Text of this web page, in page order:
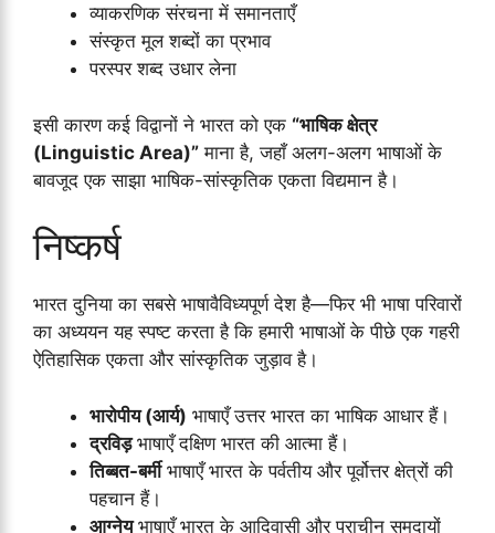
व्याकरणिक संरचना में समानताएँ
संस्कृत मूल शब्दों का प्रभाव
परस्पर शब्द उधार लेना
इसी कारण कई विद्वानों ने भारत को एक “भाषिक क्षेत्र
(Linguistic Area)” माना है, जहाँ अलग-अलग भाषाओं के
बावजूद एक साझा भाषिक-सांस्कृतिक एकता विद्यमान है।
निष्कर्ष
भारत दुनिया का सबसे भाषावैविध्यपूर्ण देश है—फिर भी भाषा परिवारों
का अध्ययन यह स्पष्ट करता है कि हमारी भाषाओं के पीछे एक गहरी
ऐतिहासिक एकता और सांस्कृतिक जुड़ाव है।
भारोपीय (आर्य) भाषाएँ उत्तर भारत का भाषिक आधार हैं।
द्रविड़भाषाएँ दक्षिण भारत की आत्मा हैं।
तिब्बत-बर्मीभाषाएँ भारत के पर्वतीय और पूर्वोत्तर क्षेत्रों की
पहचान हैं।
आग्नेयभाषाएँ भारत के आदिवासी और प्राचीन समुदायों